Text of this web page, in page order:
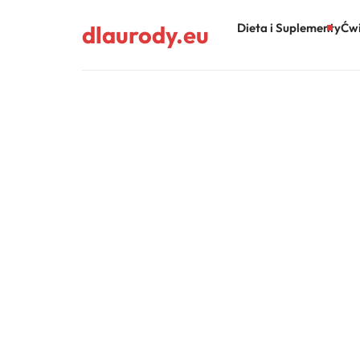
dlaurody.eu Dieta i Suplementy